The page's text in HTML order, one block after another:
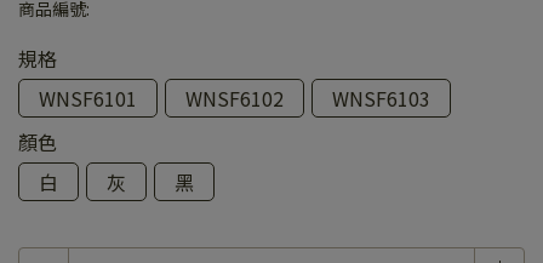
商品編號:
規格
WNSF6101
WNSF6102
WNSF6103
顏色
白
灰 黑